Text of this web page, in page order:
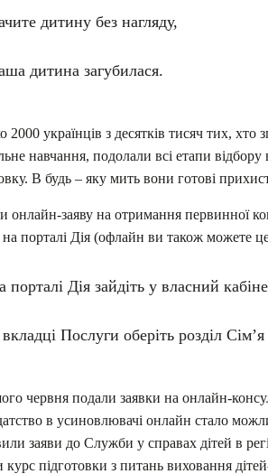
дитину без нагляду,
дитина загубилася.
2000 українців з десятків тисяч тих,
навчання, подолали всі етапи
В будь – яку мить вони готові
онлайн-заяву на отримання первинної
порталі Дія (офлайн ви також можете
порталі Дія зайдіть у власний
Послуги оберіть розділ
червня подали заявки на онлайн-
в усиновлювачі онлайн стало
заяви до Служби у справах дітей в
курс підготовки з питань виховання